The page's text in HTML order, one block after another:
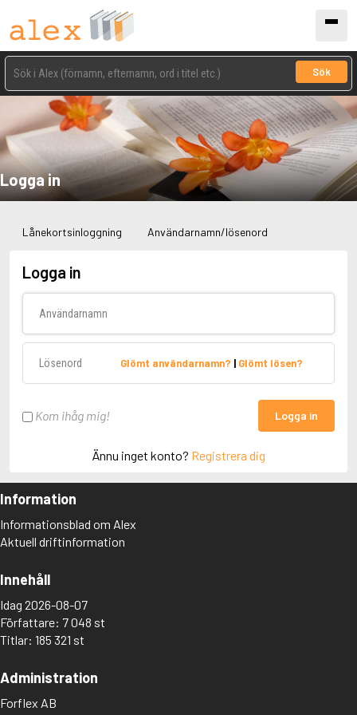
Sök
Logga in
Lånekortsinloggning Användarnamn/lösenord
Logga in
Glömt användarnamn? | Glömt lösen?
Kom ihåg mig! Logga in
Ännu inget konto? Registrera dig
Information
Informationsblad om Alex
Aktuell driftinformation
Innehåll
Idag 2026-08-07
Författare: 7 048 st
Titlar: 185 321 st
Administration
Forflex AB